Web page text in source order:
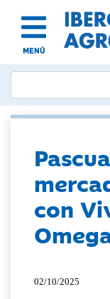
MENÚ
con
02/10/2025